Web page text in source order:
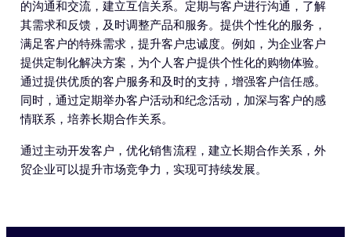
的沟通和交流，建立互信关系。定期与客户进行沟通，了解
其需求和反馈，及时调整产品和服务。提供个性化的服务，
满足客户的特殊需求，提升客户忠诚度。例如，为企业客户
提供定制化解决方案，为个人客户提供个性化的购物体验。
通过提供优质的客户服务和及时的支持，增强客户信任感。
同时，通过定期举办客户活动和纪念活动，加深与客户的感
情联系，培养长期合作关系。
通过主动开发客户，优化销售流程，建立长期合作关系，外
贸企业可以提升市场竞争力，实现可持续发展。